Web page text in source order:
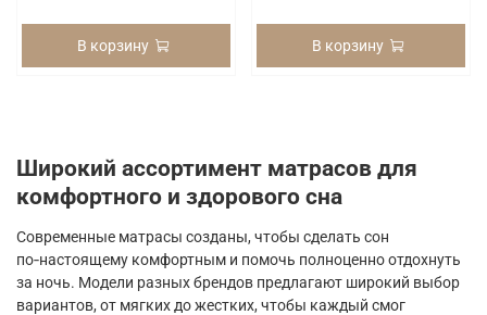
В корзину В корзину
Широкий ассортимент матрасов для
комфортного и здорового сна
Современные матрасы созданы, чтобы сделать сон
по‑настоящему комфортным и помочь полноценно отдохнуть
за ночь. Модели разных брендов предлагают широкий выбор
вариантов, от мягких до жестких, чтобы каждый смог